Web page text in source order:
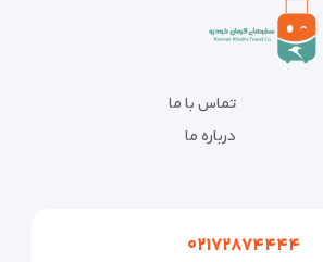
تماس با ما
درباره ما
۰۲۱۷۲۸۷۴۴۴۴